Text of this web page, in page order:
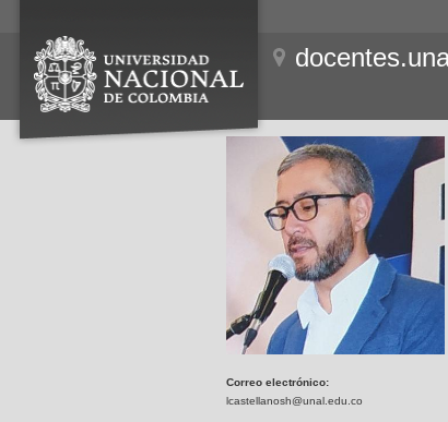
Correo electrónico:
lcastellanosh@unal.edu.co